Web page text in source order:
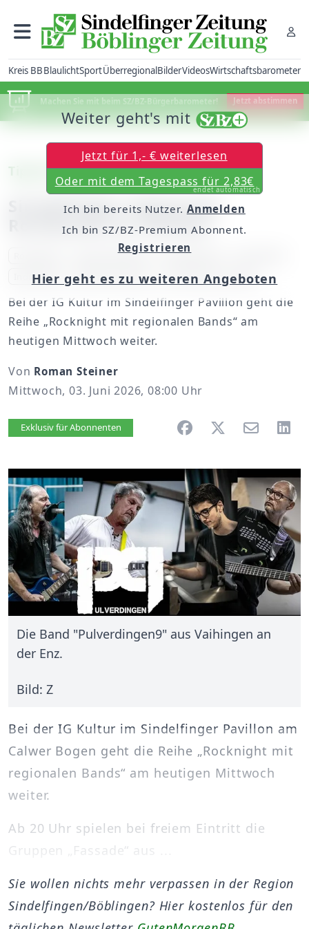
Kreis BBBlaulichtSportÜberregionalBilderVideosWirtschaftsbarometer
Machen Sie mit beim SZ/BZ-Bürgerbarometer! Jetzt abstimmen
Tipp des Tages
Sindelfingen: Regionale
Rockbands im Pavillon
regionale Bands Sindelfingen
Indie Rock
Alternative Rock Progressive Grunge
Bei der IG Kultur im Sindelfinger Pavillon geht die
Reihe „Rocknight mit regionalen Bands“ am
heutigen Mittwoch weiter.
Von Roman Steiner
Mittwoch, 03. Juni 2026, 08:00 Uhr
Artikel vorlesen
Exklusiv für Abonnenten
Die Band "Pulverdingen9" aus Vaihingen an
der Enz.
Bild: Z
Bei der IG Kultur im Sindelfinger Pavillon am
Calwer Bogen geht die Reihe „Rocknight mit
regionalen Bands“ am heutigen Mittwoch
weiter.
Ab 20 Uhr spielen bei freiem Eintritt die
Gruppen „Fassade“ aus ...
Weiter geht's mit
Jetzt für 1,- € weiterlesen
Oder mit dem Tagespass für 2,83€
endet automatisch
Ich bin bereits Nutzer. Anmelden
Ich bin SZ/BZ-Premium Abonnent.
Registrieren
Hier geht es zu weiteren Angeboten
Sie wollen nichts mehr verpassen in der Region
Sindelfingen/Böblingen? Hier kostenlos für den